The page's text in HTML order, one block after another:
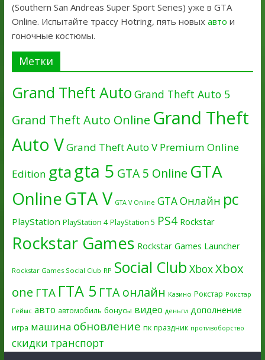
(Southern San Andreas Super Sport Series) уже в GTA
Online. Испытайте трассу Hotring, пять новых авто и
гоночные костюмы.
Метки
Grand Theft Auto Grand Theft Auto 5
Grand Theft Auto Online Grand Theft
Auto VGrand Theft Auto V Premium Online
Edition gtagta 5 GTA 5 Online GTA
OnlineGTA V GTA V Online GTA Онлайн pc
PlayStation PlayStation 4 PlayStation 5 PS4 Rockstar
Rockstar Games Rockstar Games Launcher
Rockstar Games Social Club RP Social Club XboxXbox
one ГТА ГТА 5 ГТА онлайн Казино Рокстар Рокстар
Геймс авто автомобиль бонусы видео деньги дополнение
игра машина обновление пк праздник противоборство
скидки транспорт